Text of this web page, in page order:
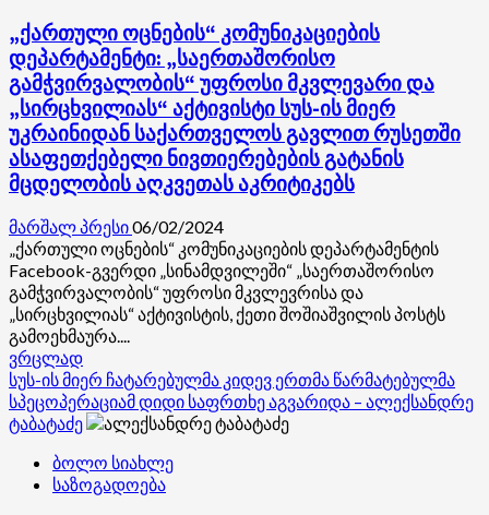
ადამიანის
დაღუპვის
გამო
„ქართული ოცნების“ კომუნიკაციების
დეპარტამენტი: „საერთაშორისო
გამჭვირვალობის“ უფროსი მკვლევარი და
„სირცხვილიას“ აქტივისტი სუს-ის მიერ
უკრაინიდან საქართველოს გავლით რუსეთში
ასაფეთქებელი ნივთიერებების გატანის
მცდელობის აღკვეთას აკრიტიკებს
მარშალ პრესი06/02/2024
„ქართული ოცნების“ კომუნიკაციების დეპარტამენტის
Facebook-გვერდი „სინამდვილეში“ „საერთაშორისო
გამჭვირვალობის“ უფროსი მკვლევრისა და
„სირცხვილიას“ აქტივისტის, ქეთი შოშიაშვილის პოსტს
გამოეხმაურა....
ვრცლადRead
more
about
„ქართული
ოცნების“
კომუნიკაციების
დეპარტამენტი:
სუს-ის მიერ ჩატარებულმა კიდევ ერთმა წარმატებულმა
სპეცოპერაციამ დიდი საფრთხე აგვარიდა – ალექსანდრე
ტაბატაძე
ბოლო სიახლე
საზოგადოება